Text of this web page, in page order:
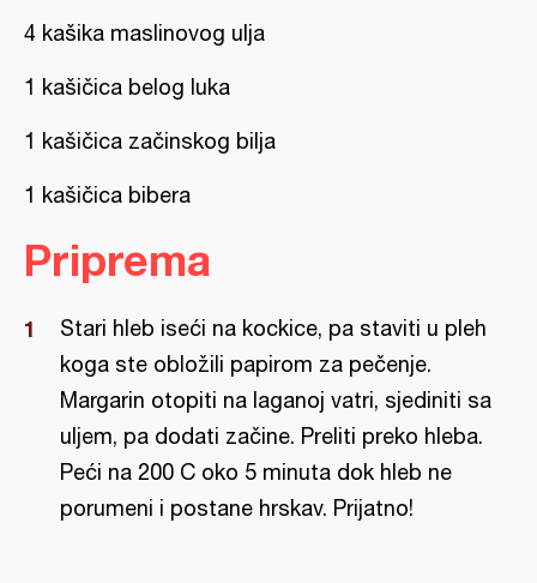
4 kašika maslinovog ulja
1 kašičica belog luka
1 kašičica začinskog bilja
1 kašičica bibera
Priprema
Stari hleb iseći na kockice, pa staviti u pleh
koga ste obložili papirom za pečenje.
Margarin otopiti na laganoj vatri, sjediniti sa
uljem, pa dodati začine. Preliti preko hleba.
Peći na 200 C oko 5 minuta dok hleb ne
porumeni i postane hrskav. Prijatno!